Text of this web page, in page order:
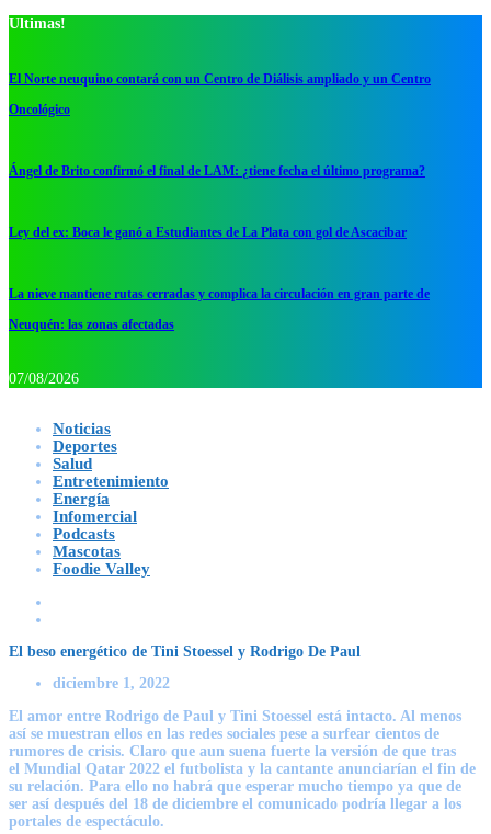
Ultimas!
El Norte neuquino contará con un Centro de Diálisis ampliado y un Centro
Oncológico
Ángel de Brito confirmó el final de LAM: ¿tiene fecha el último programa?
Ley del ex: Boca le ganó a Estudiantes de La Plata con gol de Ascacibar
La nieve mantiene rutas cerradas y complica la circulación en gran parte de
Neuquén: las zonas afectadas
07/08/2026
Noticias
Deportes
Salud
Entretenimiento
Energía
Infomercial
Podcasts
Mascotas
Foodie Valley
El beso energético de Tini Stoessel y Rodrigo De Paul
diciembre 1, 2022
El amor entre Rodrigo de Paul y Tini Stoessel está intacto. Al menos
así se muestran ellos en las redes sociales pese a surfear cientos de
rumores de crisis. Claro que aun suena fuerte la versión de que tras
el Mundial Qatar 2022 el futbolista y la cantante anunciarían el fin de
su relación. Para ello no habrá que esperar mucho tiempo ya que de
ser así después del 18 de diciembre el comunicado podría llegar a los
portales de espectáculo.